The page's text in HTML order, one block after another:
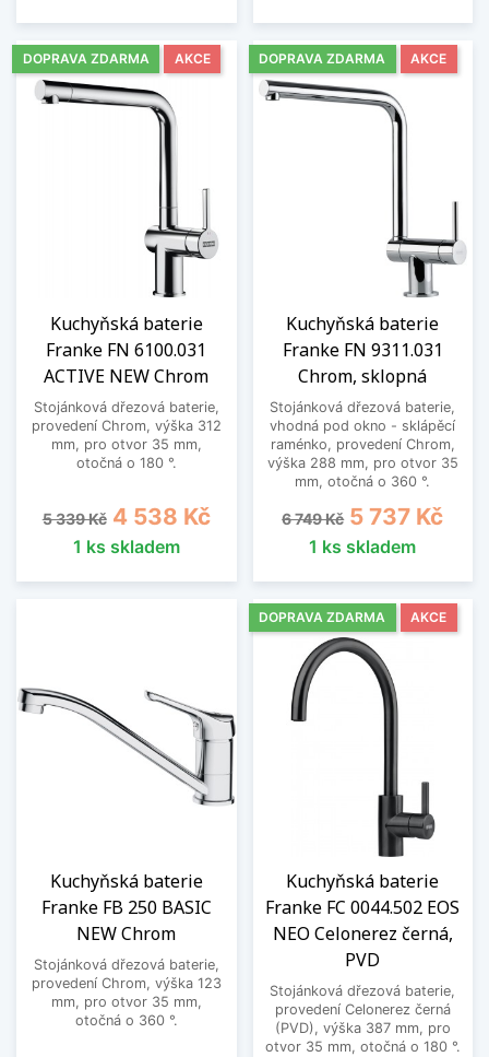
Kuchyňská baterie
Franke FN 6100.031
ACTIVE NEW Chrom
Stojánková dřezová baterie,
provedení Chrom, výška 312
mm, pro otvor 35 mm,
otočná o 180 °.
Běžná cena
5 339 Kč Cena
4 538 Kč
1 ks skladem
DOPRAVA ZDARMA AKCE
Kuchyňská baterie
Franke FN 9311.031
Chrom, sklopná
Stojánková dřezová baterie,
vhodná pod okno - sklápěcí
raménko, provedení Chrom,
výška 288 mm, pro otvor 35
mm, otočná o 360 °.
Běžná cena
6 749 Kč Cena
5 737 Kč
1 ks skladem
DOPRAVA ZDARMA AKCE
Kuchyňská baterie
Franke FB 250 BASIC
NEW Chrom
Stojánková dřezová baterie,
provedení Chrom, výška 123
mm, pro otvor 35 mm,
otočná o 360 °.
Kuchyňská baterie
Franke FC 0044.502 EOS
NEO Celonerez černá,
PVD
Stojánková dřezová baterie,
provedení Celonerez černá
(PVD), výška 387 mm, pro
otvor 35 mm, otočná o 180 °.
DOPRAVA ZDARMA AKCE